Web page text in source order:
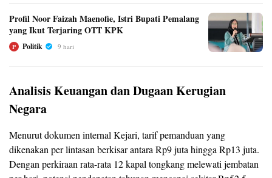
Profil Noor Faizah Maenofie, Istri Bupati Pemalang
yang Ikut Terjaring OTT KPK
P Politik 9 hari
Analisis Keuangan dan Dugaan Kerugian
Negara
Menurut dokumen internal Kejari, tarif pemanduan yang
dikenakan per lintasan berkisar antara Rp9 juta hingga Rp13 juta.
Dengan perkiraan rata-rata 12 kapal tongkang melewati jembatan